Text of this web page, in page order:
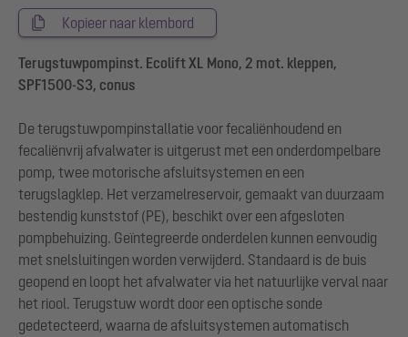
Kopieer naar klembord
Terugstuwpompinst. Ecolift XL Mono, 2 mot. kleppen,
SPF1500-S3, conus
De terugstuwpompinstallatie voor fecaliënhoudend en
fecaliënvrij afvalwater is uitgerust met een onderdompelbare
pomp, twee motorische afsluitsystemen en een
terugslagklep. Het verzamelreservoir, gemaakt van duurzaam
bestendig kunststof (PE), beschikt over een afgesloten
pompbehuizing. Geïntegreerde onderdelen kunnen eenvoudig
met snelsluitingen worden verwijderd. Standaard is de buis
geopend en loopt het afvalwater via het natuurlijke verval naar
het riool. Terugstuw wordt door een optische sonde
gedetecteerd, waarna de afsluitsystemen automatisch